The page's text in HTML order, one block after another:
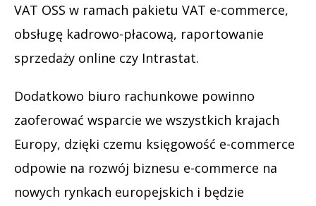
VAT OSS w ramach pakietu VAT e-commerce,
obsługę kadrowo-płacową, raportowanie
sprzedaży online czy Intrastat.
Dodatkowo biuro rachunkowe powinno
zaoferować wsparcie we wszystkich krajach
Europy, dzięki czemu księgowość e-commerce
odpowie na rozwój biznesu e-commerce na
nowych rynkach europejskich i będzie